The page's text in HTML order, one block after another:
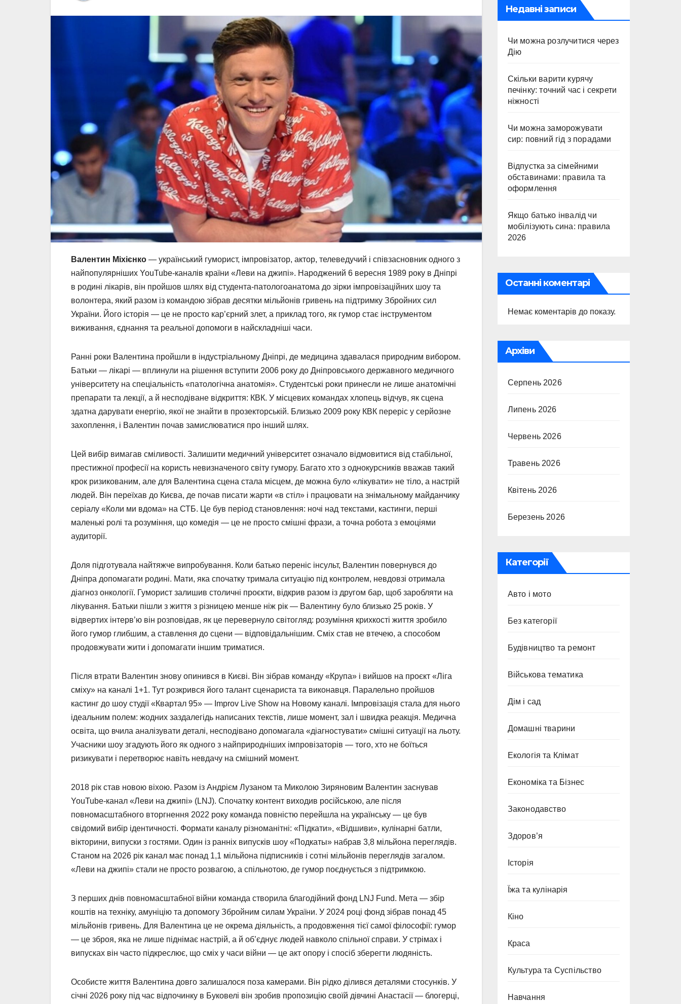
Валентин Міхієнко — український гуморист, імпровізатор, актор, телеведучий і співзасновник одного з
найпопулярніших YouTube-каналів країни «Леви на джипі». Народжений 6 вересня 1989 року в Дніпрі
в родині лікарів, він пройшов шлях від студента-патологоанатома до зірки імпровізаційних шоу та
волонтера, який разом із командою зібрав десятки мільйонів гривень на підтримку Збройних сил
України. Його історія — це не просто кар’єрний злет, а приклад того, як гумор стає інструментом
виживання, єднання та реальної допомоги в найскладніші часи.
Ранні роки Валентина пройшли в індустріальному Дніпрі, де медицина здавалася природним вибором.
Батьки — лікарі — вплинули на рішення вступити 2006 року до Дніпровського державного медичного
університету на спеціальність «патологічна анатомія». Студентські роки принесли не лише анатомічні
препарати та лекції, а й несподіване відкриття: КВК. У місцевих командах хлопець відчув, як сцена
здатна дарувати енергію, якої не знайти в прозекторській. Близько 2009 року КВК переріс у серйозне
захоплення, і Валентин почав замислюватися про інший шлях.
Цей вибір вимагав сміливості. Залишити медичний університет означало відмовитися від стабільної,
престижної професії на користь невизначеного світу гумору. Багато хто з однокурсників вважав такий
крок ризикованим, але для Валентина сцена стала місцем, де можна було «лікувати» не тіло, а настрій
людей. Він переїхав до Києва, де почав писати жарти «в стіл» і працювати на знімальному майданчику
серіалу «Коли ми вдома» на СТБ. Це був період становлення: ночі над текстами, кастинги, перші
маленькі ролі та розуміння, що комедія — це не просто смішні фрази, а точна робота з емоціями
аудиторії.
Доля підготувала найтяжче випробування. Коли батько переніс інсульт, Валентин повернувся до
Дніпра допомагати родині. Мати, яка спочатку тримала ситуацію під контролем, невдовзі отримала
діагноз онкології. Гуморист залишив столичні проєкти, відкрив разом із другом бар, щоб заробляти на
лікування. Батьки пішли з життя з різницею менше ніж рік — Валентину було близько 25 років. У
відвертих інтерв’ю він розповідав, як це перевернуло світогляд: розуміння крихкості життя зробило
його гумор глибшим, а ставлення до сцени — відповідальнішим. Сміх став не втечею, а способом
продовжувати жити і допомагати іншим триматися.
Після втрати Валентин знову опинився в Києві. Він зібрав команду «Крупа» і вийшов на проєкт «Ліга
сміху» на каналі 1+1. Тут розкрився його талант сценариста та виконавця. Паралельно пройшов
кастинг до шоу студії «Квартал 95» — Improv Live Show на Новому каналі. Імпровізація стала для нього
ідеальним полем: жодних заздалегідь написаних текстів, лише момент, зал і швидка реакція. Медична
освіта, що вчила аналізувати деталі, несподівано допомагала «діагностувати» смішні ситуації на льоту.
Учасники шоу згадують його як одного з найприродніших імпровізаторів — того, хто не боїться
ризикувати і перетворює навіть невдачу на смішний момент.
2018 рік став новою віхою. Разом із Андрієм Лузаном та Миколою Зиряновим Валентин заснував
YouTube-канал «Леви на джипі» (LNJ). Спочатку контент виходив російською, але після
повномасштабного вторгнення 2022 року команда повністю перейшла на українську — це був
свідомий вибір ідентичності. Формати каналу різноманітні: «Підкати», «Відшиви», кулінарні батли,
вікторини, випуски з гостями. Один із ранніх випусків шоу «Подкаты» набрав 3,8 мільйона переглядів.
Станом на 2026 рік канал має понад 1,1 мільйона підписників і сотні мільйонів переглядів загалом.
«Леви на джипі» стали не просто розвагою, а спільнотою, де гумор поєднується з підтримкою.
З перших днів повномасштабної війни команда створила благодійний фонд LNJ Fund. Мета — збір
коштів на техніку, амуніцію та допомогу Збройним силам України. У 2024 році фонд зібрав понад 45
мільйонів гривень. Для Валентина це не окрема діяльність, а продовження тієї самої філософії: гумор
— це зброя, яка не лише піднімає настрій, а й об’єднує людей навколо спільної справи. У стрімах і
випусках він часто підкреслює, що сміх у часи війни — це акт опору і спосіб зберегти людяність.
Особисте життя Валентина довго залишалося поза камерами. Він рідко ділився деталями стосунків. У
січні 2026 року під час відпочинку в Буковелі він зробив пропозицію своїй дівчині Анастасії — блогерці,
Недавні записи
Чи можна розлучитися через
Дію
Скільки варити курячу
печінку: точний час і секрети
ніжності
Чи можна заморожувати
сир: повний гід з порадами
Відпустка за сімейними
обставинами: правила та
оформлення
Якщо батько інвалід чи
мобілізують сина: правила
2026
Останні коментарі
Немає коментарів до показу.
Архіви
Серпень 2026
Липень 2026
Червень 2026
Травень 2026
Квітень 2026
Березень 2026
Категорії
Авто і мото
Без категорії
Будівництво та ремонт
Військова тематика
Дім і сад
Домашні тварини
Екологія та Клімат
Економіка та Бізнес
Законодавство
Здоров’я
Історія
Їжа та кулінарія
Кіно
Краса
Культура та Суспільство
Навчання